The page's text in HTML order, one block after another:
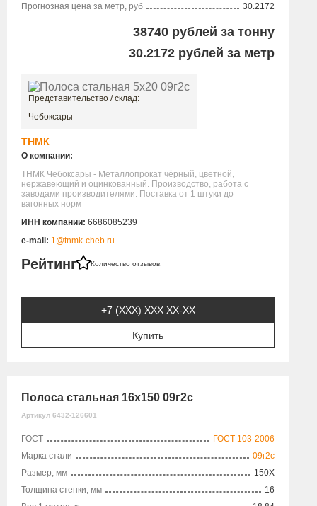
Прогнозная цена за метр, руб
30.2172
38740 рублей за тонну
30.2172 рублей за метр
Представительство / склад:
Чебоксары
ТНМК
О компании:
ТНМК Чебоксары - Металлопрокат чёрный, цветной,
нержавеющий и оцинкованный. Производство, работа с
заводами производителями. Поставка от 1 штуки до
вагонных норм
ИНН компании: 6686085239
e-mail: 1@tnmk-cheb.ru
Рейтинг Количество отзывов:
+7 (XXX) ХХХ ХХ-ХХ
Купить
Полоса стальная 16х150 09г2с
Артикул 6432-126601
ГОСТ
ГОСТ 103-2006
Марка стали
09г2с
Размер, мм
150X
Толщина стенки, мм
16